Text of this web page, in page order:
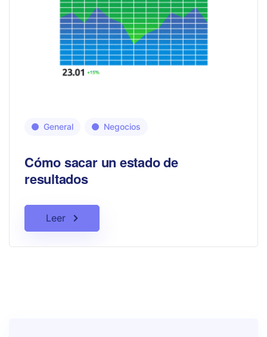
General Negocios
Cómo sacar un estado de
resultados
Leer